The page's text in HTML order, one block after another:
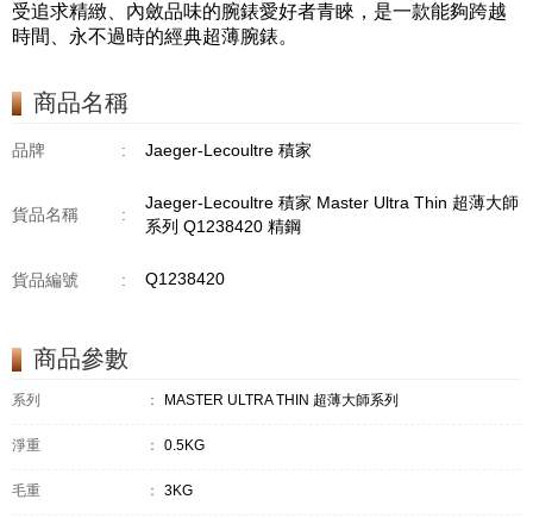
受追求精緻、內斂品味的腕錶愛好者青睞，是一款能夠跨越
時間、永不過時的經典超薄腕錶。
商品名稱
品牌 : Jaeger-Lecoultre 積家
貨品名稱 :
Jaeger-Lecoultre 積家 Master Ultra Thin 超薄大師
系列 Q1238420 精鋼
貨品編號 : Q1238420
商品參數
系列 ： MASTER ULTRA THIN 超薄大師系列
淨重 ： 0.5KG
毛重 ： 3KG